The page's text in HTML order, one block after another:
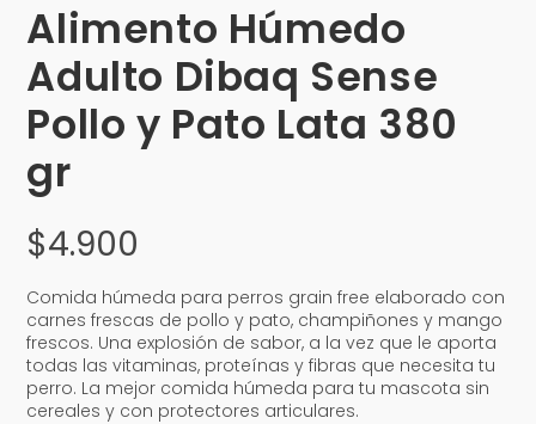
Alimento Húmedo
Adulto Dibaq Sense
Pollo y Pato Lata 380
gr
$4.900
Comida húmeda para perros grain free elaborado con
carnes frescas de pollo y pato, champiñones y mango
frescos. Una explosión de sabor, a la vez que le aporta
todas las vitaminas, proteínas y fibras que necesita tu
perro. La mejor comida húmeda para tu mascota sin
cereales y con protectores articulares.